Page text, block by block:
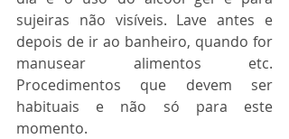
sujeiras não visíveis. Lave antes e
depois de ir ao banheiro, quando for
manusear alimentos etc.
Procedimentos que devem ser
habituais e não só para este
momento.